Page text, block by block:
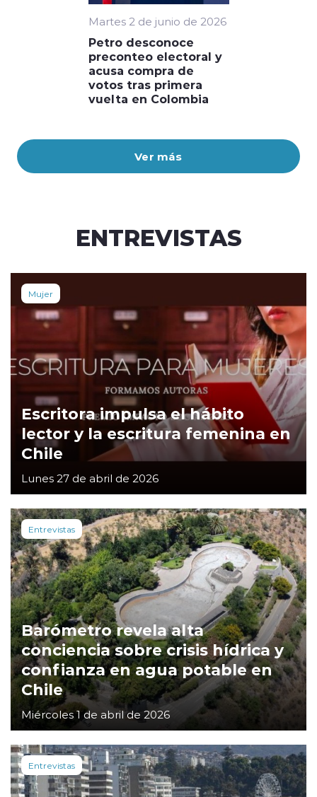
Ver más
Martes 2 de junio de 2026
Petro desconoce
preconteo electoral y
acusa compra de
votos tras primera
vuelta en Colombia
ENTREVISTAS
Mujer
Escritora impulsa el hábito
lector y la escritura femenina en
Chile
Lunes 27 de abril de 2026
Entrevistas
Barómetro revela alta
conciencia sobre crisis hídrica y
confianza en agua potable en
Chile
Miércoles 1 de abril de 2026
Entrevistas